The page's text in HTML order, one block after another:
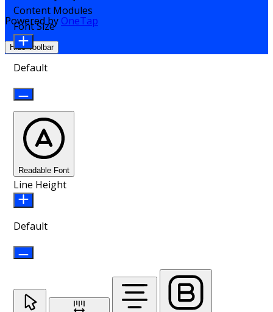
Powered by OneTap
Hide Toolbar
Content Modules
Font Size
Default
Readable Font
Line Height
Default